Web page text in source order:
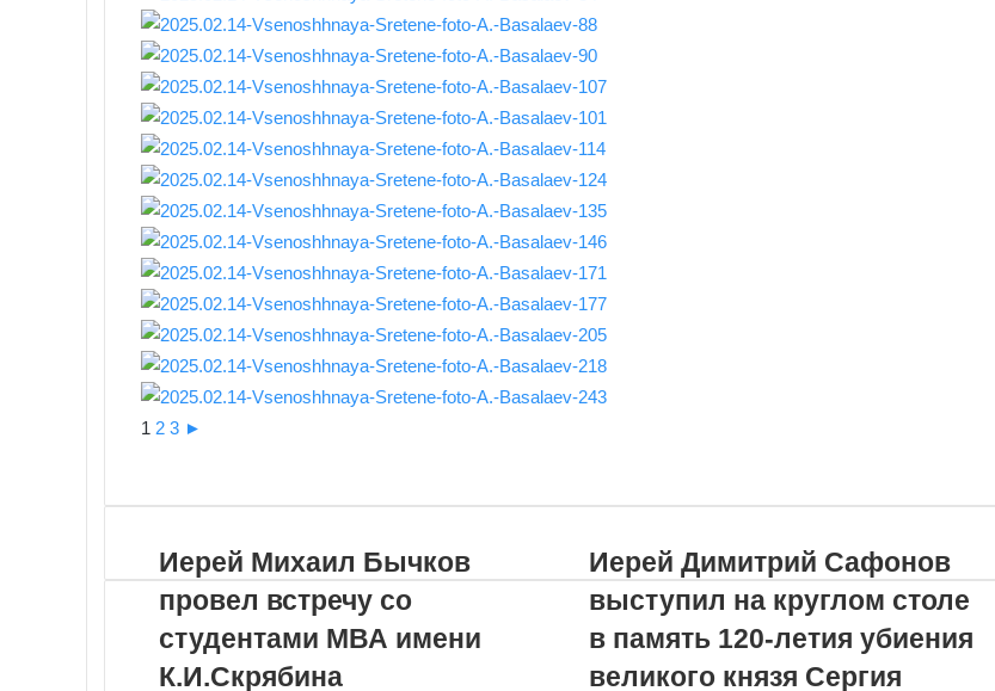
1 2 3 ►
почте
Иерей Михаил Бычков
провел встречу со
студентами МВА имени
К.И.Скрябина
Иерей Димитрий Сафонов
выступил на круглом столе
в память 120-летия убиения
великого князя Сергия